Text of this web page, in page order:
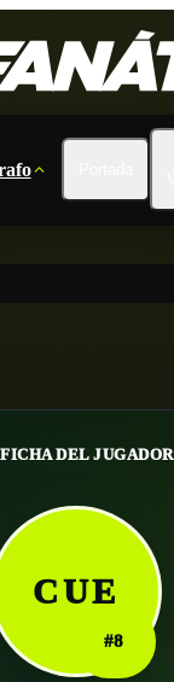
FICHA DEL JUGADOR
CUE
#8